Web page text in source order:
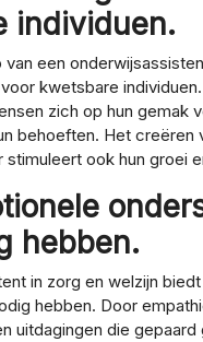
individuen.
van een
kwetsbare
zich op hun gemak
behoeften. Het creëren
stimuleert ook hun groei
hebben.
in zorg en welzijn
hebben. Door
uitdagingen die